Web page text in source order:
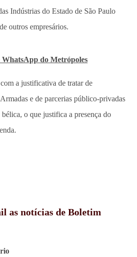
Indústrias do Estado de São Paulo
outros empresários.
WhatsApp do Metrópoles
a justificativa de tratar de
e de parcerias público-privadas
o que justifica a presença do
as notícias de Boletim